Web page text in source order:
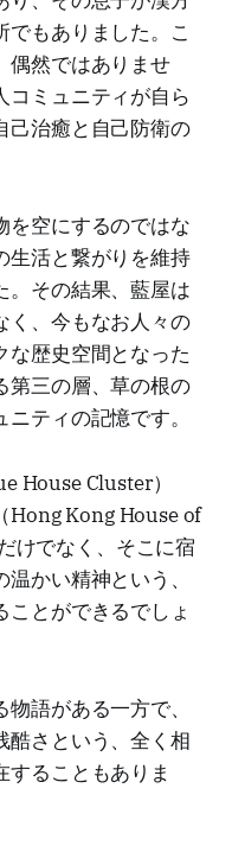
でもありました。こ
偶然ではありませ
コミュニティが自ら
己治癒と自己防衛の
を空にするのではな
生活と繋がりを維持
。その結果、藍屋は
く、今もなお人々の
な歴史空間となった
第三の層、草の根の
ティの記憶です。
House Cluster）
Hong Kong House of
けでなく、そこに宿
かい精神という、
ことができるでしょ
語がある一方で、
酷さという、全く相
することもありま